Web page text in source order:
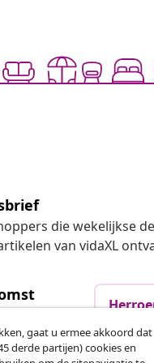
die wekelijkse
van vidaXL
gaat u ermee akkoord
derde partijen) cookies en